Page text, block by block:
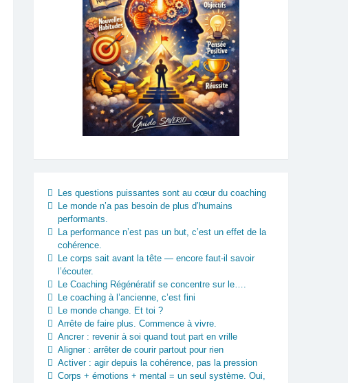
Les questions puissantes sont au cœur du coaching
Le monde n’a pas besoin de plus d’humains
performants.
La performance n’est pas un but, c’est un effet de la
cohérence.
Le corps sait avant la tête — encore faut-il savoir
l’écouter.
Le Coaching Régénératif se concentre sur le….
Le coaching à l’ancienne, c’est fini
Le monde change. Et toi ?
Arrête de faire plus. Commence à vivre.
Ancrer : revenir à soi quand tout part en vrille
Aligner : arrêter de courir partout pour rien
Activer : agir depuis la cohérence, pas la pression
Corps + émotions + mental = un seul système. Oui,